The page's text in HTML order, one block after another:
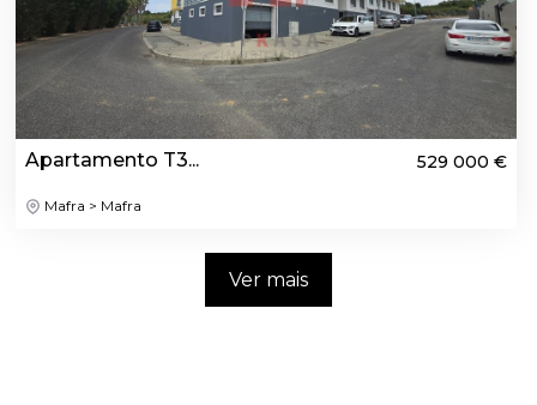
Apartamento T3... 529 000 €
Mafra > Mafra
Ver mais